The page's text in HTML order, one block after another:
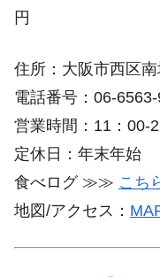
円
住所：大阪市西区
電話番号：06-
営業時間：11：00-
定休日：年末年始
食べログ ≫≫ こち
地図/アクセス：